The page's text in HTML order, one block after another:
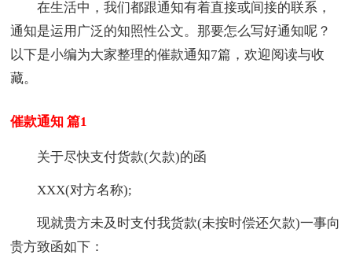
在生活中，我们都跟通知有着直接或间接的联系，
通知是运用广泛的知照性公文。那要怎么写好通知呢？
以下是小编为大家整理的催款通知7篇，欢迎阅读与收
藏。
催款通知 篇1
关于尽快支付货款(欠款)的函
XXX(对方名称);
现就贵方未及时支付我货款(未按时偿还欠款)一事向
贵方致函如下：